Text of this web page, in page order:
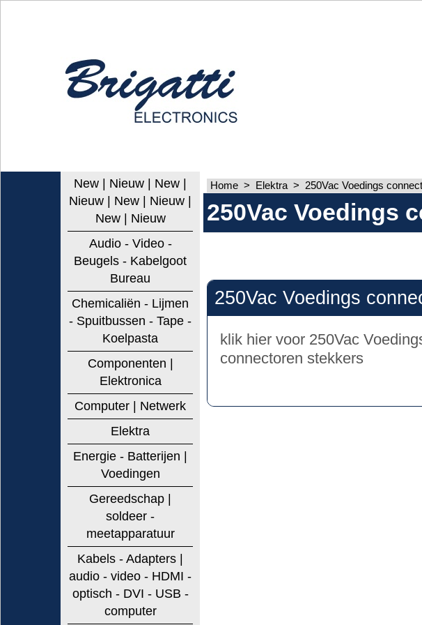
New | Nieuw | New |
Nieuw | New | Nieuw |
New | Nieuw
Audio - Video -
Beugels - Kabelgoot
Bureau
Chemicaliën - Lijmen
- Spuitbussen - Tape -
Koelpasta
Componenten |
Elektronica
Computer | Netwerk
Elektra
Energie - Batterijen |
Voedingen
Gereedschap |
soldeer -
meetapparatuur
Kabels - Adapters |
audio - video - HDMI -
optisch - DVI - USB -
computer
Home > Elektra > 250Vac Voedings
250Vac Voedings
250Vac Voedings
klik hier voor 250Vac
connectoren stekkers